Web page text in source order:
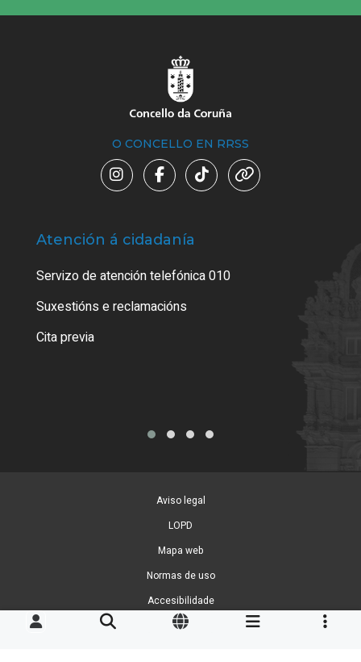
O CONCELLO EN RRSS
Atención á cidadanía
Servizo de atención telefónica 010
Suxestións e reclamacións
Cita previa
Aviso legal
LOPD
Mapa web
Normas de uso
Accesibilidade
Xestión de cookies